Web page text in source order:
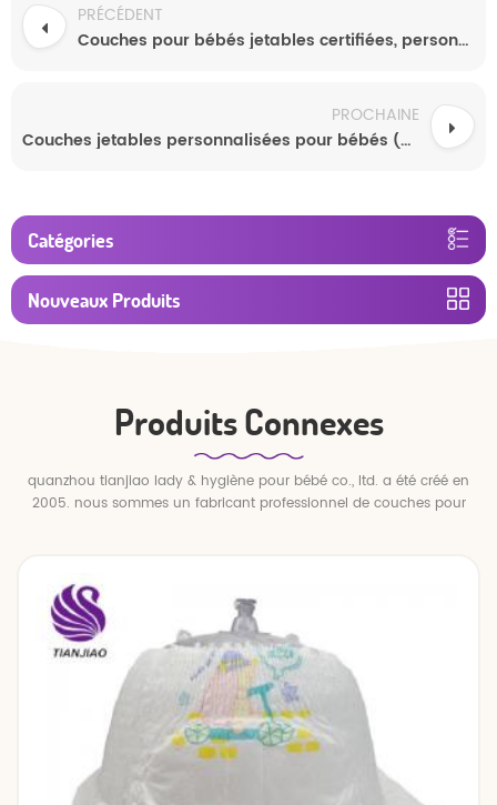
PRÉCÉDENT
Couches pour bébés jetables certifiées, personnalisées OEM, imprimées en 3D, respirantes et anti-fuites, fabriquées en Chine en grande quantité, tailles ajustables
PROCHAINE
Couches jetables personnalisées pour bébés (OEM/ODM) ultra-minces et respirantes. Échantillons gratuits disponibles.
Catégories
Nouveaux Produits
Produits Connexes
quanzhou tianjiao lady & hygiène pour bébé co., ltd. a été créé en
2005. nous sommes un fabricant professionnel de couches pour